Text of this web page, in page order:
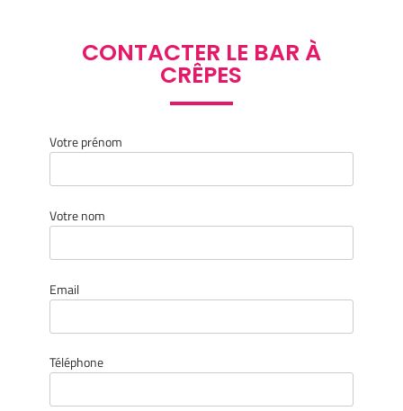
CONTACTER LE BAR À
CRÊPES
Votre prénom
Votre nom
Email
Téléphone